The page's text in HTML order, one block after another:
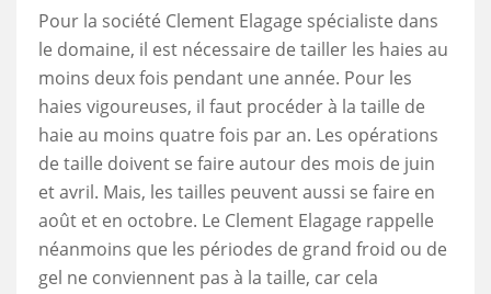
Pour la société Clement Elagage spécialiste dans
le domaine, il est nécessaire de tailler les haies au
moins deux fois pendant une année. Pour les
haies vigoureuses, il faut procéder à la taille de
haie au moins quatre fois par an. Les opérations
de taille doivent se faire autour des mois de juin
et avril. Mais, les tailles peuvent aussi se faire en
août et en octobre. Le Clement Elagage rappelle
néanmoins que les périodes de grand froid ou de
gel ne conviennent pas à la taille, car cela